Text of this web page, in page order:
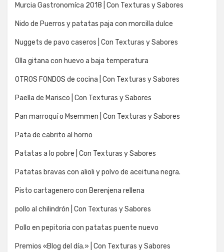
Murcia Gastronomíca 2018 | Con Texturas y Sabores
Nido de Puerros y patatas paja con morcilla dulce
Nuggets de pavo caseros | Con Texturas y Sabores
Olla gitana con huevo a baja temperatura
OTROS FONDOS de cocina | Con Texturas y Sabores
Paella de Marisco | Con Texturas y Sabores
Pan marroquí o Msemmen | Con Texturas y Sabores
Pata de cabrito al horno
Patatas a lo pobre | Con Texturas y Sabores
Patatas bravas con alioli y polvo de aceituna negra.
Pisto cartagenero con Berenjena rellena
pollo al chilindrón | Con Texturas y Sabores
Pollo en pepitoria con patatas puente nuevo
Premios «Blog del día.» | Con Texturas y Sabores